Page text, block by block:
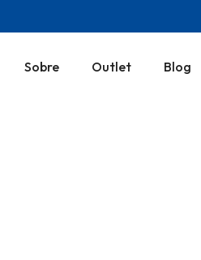
Sobre Outlet Blog